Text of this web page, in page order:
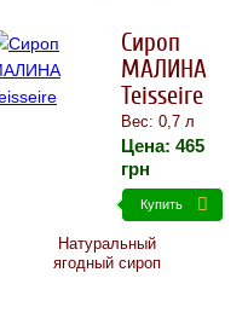
Сироп
МАЛИНА
Teisseire
Вес: 0,7 л
Цена: 465
грн
Купить
Натуральный
ягодный сироп